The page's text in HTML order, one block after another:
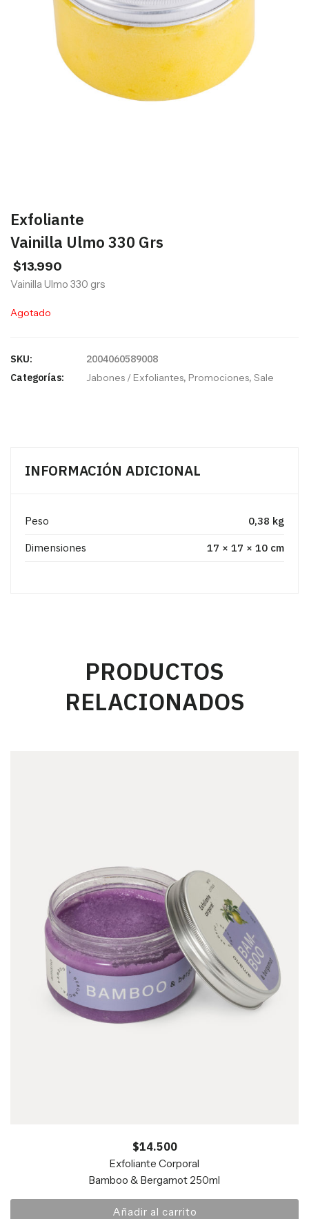
Exfoliante
Vainilla Ulmo 330 Grs
$13.990
Vainilla Ulmo 330 grs
Agotado
SKU:
2004060589008
Categorías:
Jabones / Exfoliantes, Promociones, Sale
INFORMACIÓN ADICIONAL
Peso 0,38 kg
Dimensiones 17 × 17 × 10 cm
PRODUCTOS
RELACIONADOS
$14.500
Exfoliante Corporal
Bamboo & Bergamot 250ml
Añadir al carrito